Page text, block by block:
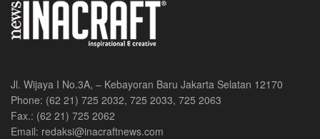
Jl. Wijaya I No.3A, – Kebayoran Baru Jakarta Selatan 12170
Phone: (62 21) 725 2032, 725 2033, 725 2063
Fax.: (62 21) 725 2062
Email: redaksi@inacraftnews.com